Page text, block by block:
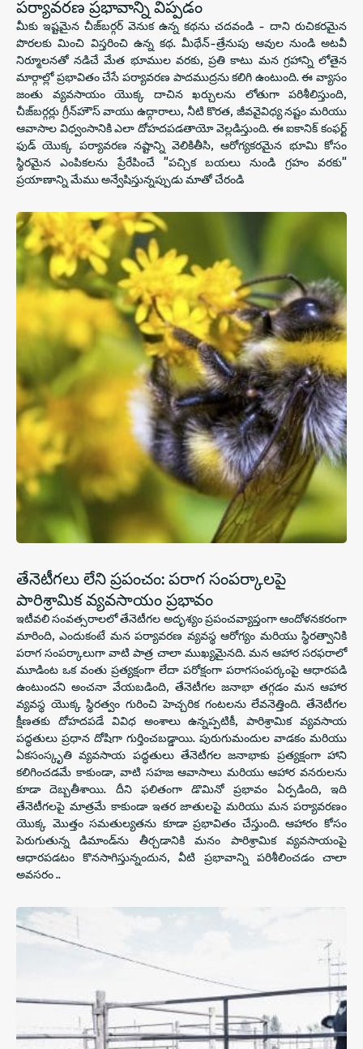
పర్యావరణ ప్రభావాన్ని విప్పడం
మీకు ఇష్టమైన చీజ్‌బర్గర్ వెనుక ఉన్న కథను చదవండి - దాని రుచికరమైన
పొరలకు మించి విస్తరించి ఉన్న కథ. మీథేన్-త్రేనుపు ఆవుల నుండి అటవీ
నిర్మూలనతో నడిచే మేత భూముల వరకు, ప్రతి కాటు మన గ్రహాన్ని లోతైన
మార్గాల్లో ప్రభావితం చేసే పర్యావరణ పాదముద్రను కలిగి ఉంటుంది. ఈ వ్యాసం
జంతు వ్యవసాయం యొక్క దాచిన ఖర్చులను లోతుగా పరిశీలిస్తుంది,
చీజ్‌బర్గర్లు గ్రీన్‌హౌస్ వాయు ఉద్గారాలు, నీటి కొరత, జీవవైవిధ్య నష్టం మరియు
ఆవాసాల విధ్వంసానికి ఎలా దోహదపడతాయో వెల్లడిస్తుంది. ఈ ఐకానిక్ కంఫర్ట్
ఫుడ్ యొక్క పర్యావరణ నష్టాన్ని వెలికితీసి, ఆరోగ్యకరమైన భూమి కోసం
స్థిరమైన ఎంపికలను ప్రేరేపించే "పచ్చిక బయలు నుండి గ్రహం వరకు"
ప్రయాణాన్ని మేము అన్వేషిస్తున్నప్పుడు మాతో చేరండి
తేనెటీగలు లేని ప్రపంచం: పరాగ సంపర్కాలపై
పారిశ్రామిక వ్యవసాయం ప్రభావం
ఇటీవలి సంవత్సరాలలో తేనెటీగల అదృశ్యం ప్రపంచవ్యాప్తంగా ఆందోళనకరంగా
మారింది, ఎందుకంటే మన పర్యావరణ వ్యవస్థ ఆరోగ్యం మరియు స్థిరత్వానికి
పరాగ సంపర్కాలుగా వాటి పాత్ర చాలా ముఖ్యమైనది. మన ఆహార సరఫరాలో
మూడింట ఒక వంతు ప్రత్యక్షంగా లేదా పరోక్షంగా పరాగసంపర్కంపై ఆధారపడి
ఉంటుందని అంచనా వేయబడింది, తేనెటీగల జనాభా తగ్గడం మన ఆహార
వ్యవస్థ యొక్క స్థిరత్వం గురించి హెచ్చరిక గంటలను లేవనెత్తింది. తేనెటీగల
క్షీణతకు దోహదపడే వివిధ అంశాలు ఉన్నప్పటికీ, పారిశ్రామిక వ్యవసాయ
పద్ధతులు ప్రధాన దోషిగా గుర్తించబడ్డాయి. పురుగుమందుల వాడకం మరియు
ఏకసంస్కృతి వ్యవసాయ పద్ధతులు తేనెటీగల జనాభాకు ప్రత్యక్షంగా హాని
కలిగించడమే కాకుండా, వాటి సహజ ఆవాసాలు మరియు ఆహార వనరులను
కూడా దెబ్బతీశాయి. దీని ఫలితంగా డొమినో ప్రభావం ఏర్పడింది, ఇది
తేనెటీగలపై మాత్రమే కాకుండా ఇతర జాతులపై మరియు మన పర్యావరణం
యొక్క మొత్తం సమతుల్యతను కూడా ప్రభావితం చేస్తుంది. ఆహారం కోసం
పెరుగుతున్న డిమాండ్‌ను తీర్చడానికి మనం పారిశ్రామిక వ్యవసాయంపై
ఆధారపడటం కొనసాగిస్తున్నందున, వీటి ప్రభావాన్ని పరిశీలించడం చాలా
అవసరం ..